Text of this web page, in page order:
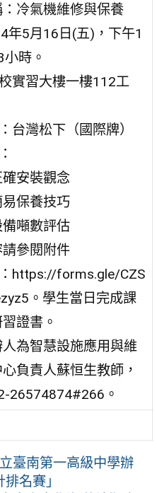
冷氣機維修與保養
年5月16日(五)，下午1
時。
實習大樓一樓112工
台灣松下（國際牌）
安裝觀念
保養技巧
噸數評估
參閱附件
https://forms.gle/CZS
。學生當日完成課
證書。
為智慧設施應用與維
負責人蘇恒生教師，
26574874#266。
臺南第一高級中學辦
名賽」